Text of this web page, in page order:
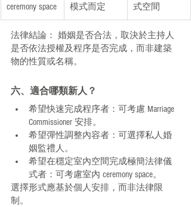
ceremony space
模式而定
式空間
法律結論： 婚姻是否合法，取決於主持人
是否依法授權及程序是否完成，而非建築
物的性質或名稱。
六、適合哪類新人？
希望快速完成程序者：可考慮 Marriage
Commissioner 安排。
希望彈性調整內容者：可選擇私人婚
姻監禮人。
希望在穩定室內空間完成極簡法律儀
式者：可考慮室內 ceremony space。
選擇形式應基於個人安排，而非法律限
制。